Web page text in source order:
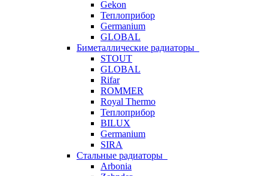
Gekon
Теплоприбор
Germanium
GLOBAL
Биметаллические радиаторы
STOUT
GLOBAL
Rifar
ROMMER
Royal Thermo
Теплоприбор
BILUX
Germanium
SIRA
Стальные радиаторы
Arbonia